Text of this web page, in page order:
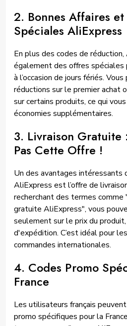
2. Bonnes Affaires
Spéciales AliExpress
En plus des codes de
également des offres
à l’occasion de jours fériés.
réductions sur le premier achat
sur certains produits, ce qui
économies supplémentaires.
3. Livraison Gratuite
Pas Cette Offre !
Un des avantages intéressants
AliExpress est l’offre de
recherchant des termes comme
gratuite AliExpress", vous
seulement sur le prix du
d'expédition. C’est idéal pour
commandes internationales.
4. Codes Promo
France
Les utilisateurs français
promo spécifiques pour la